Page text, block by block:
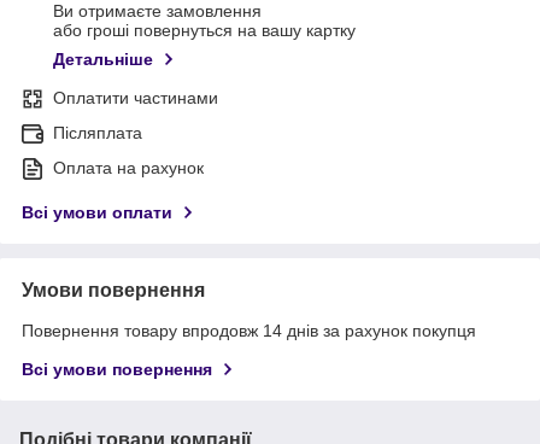
Ви отримаєте замовлення
або гроші повернуться на вашу картку
Детальніше
Оплатити частинами
Післяплата
Оплата на рахунок
Всі умови оплати
Умови повернення
Повернення товару впродовж 14 днів за рахунок покупця
Всі умови повернення